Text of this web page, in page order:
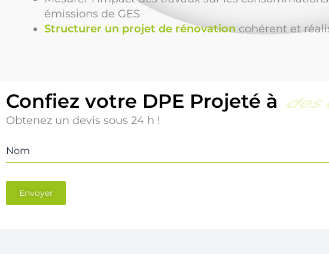
émissions de GES
Structurer un projet de rénovation cohérent et
Confiez votre DPE Projeté à une
Obtenez un devis sous 24 h !
Nom
Envoyer